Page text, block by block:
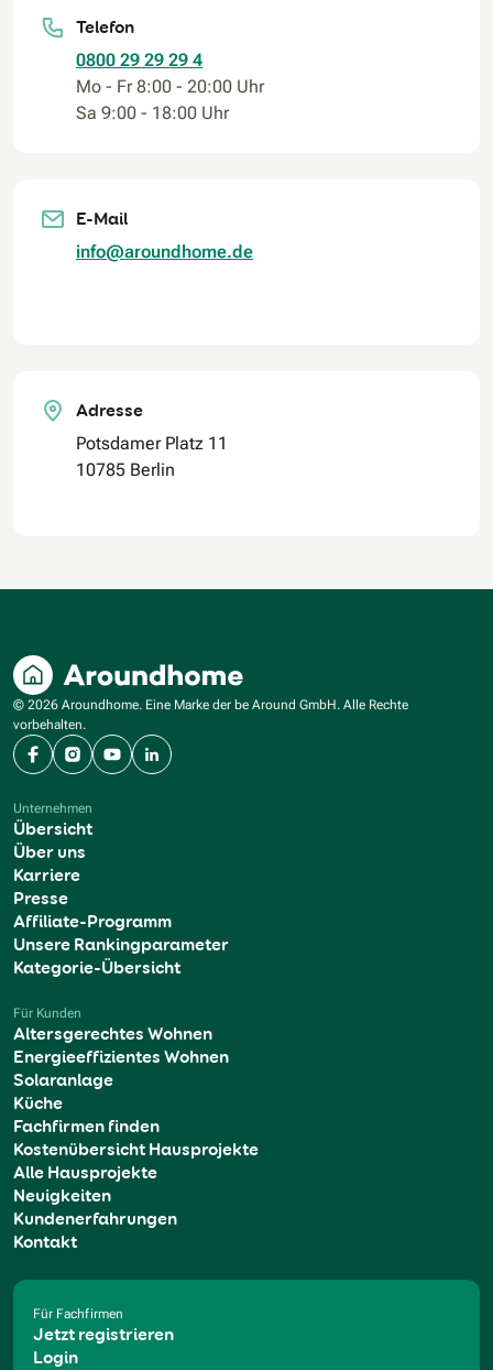
Telefon
0800 29 29 29 4
Mo - Fr 8:00 - 20:00 Uhr
Sa 9:00 - 18:00 Uhr
E-Mail
info@aroundhome.de
Adresse
Potsdamer Platz 11
10785 Berlin
© 2026 Aroundhome. Eine Marke der be Around GmbH. Alle Rechte
vorbehalten.
FacebookInstagram
YouTubeLinkedIn
Unternehmen
Übersicht
Über uns
Karriere
Presse
Affiliate-Programm
Unsere Rankingparameter
Kategorie-Übersicht
Für Kunden
Altersgerechtes Wohnen
Energieeffizientes Wohnen
Solaranlage
Küche
Fachfirmen finden
Kostenübersicht Hausprojekte
Alle Hausprojekte
Neuigkeiten
Kundenerfahrungen
Kontakt
Für Fachfirmen
Jetzt registrieren
Login